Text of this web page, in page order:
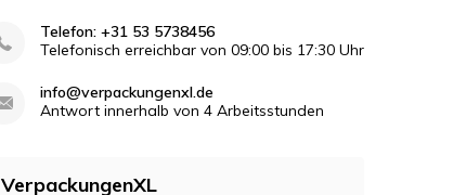
Telefon: +31 53 5738456
Telefonisch erreichbar von 09:00 bis 17:30 Uhr
info@verpackungenxl.de
Antwort innerhalb von 4 Arbeitsstunden
VerpackungenXL